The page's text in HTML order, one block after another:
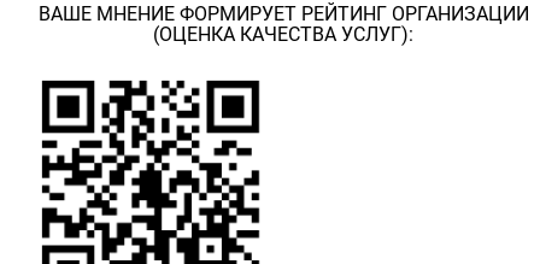
ВАШЕ МНЕНИЕ ФОРМИРУЕТ РЕЙТИНГ ОРГАНИЗАЦИИ
(ОЦЕНКА КАЧЕСТВА УСЛУГ):